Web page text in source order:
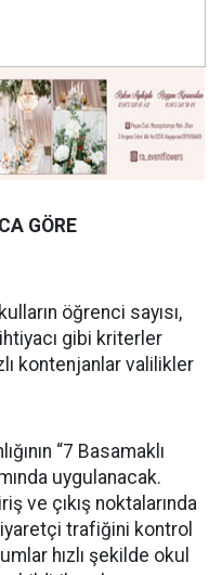
GÖRE
öğrenci sayısı,
gibi kriterler
kontenjanlar valilikler
“7 Basamaklı
uygulanacak.
ve çıkış noktalarında
trafiğini kontrol
hızlı şekilde okul